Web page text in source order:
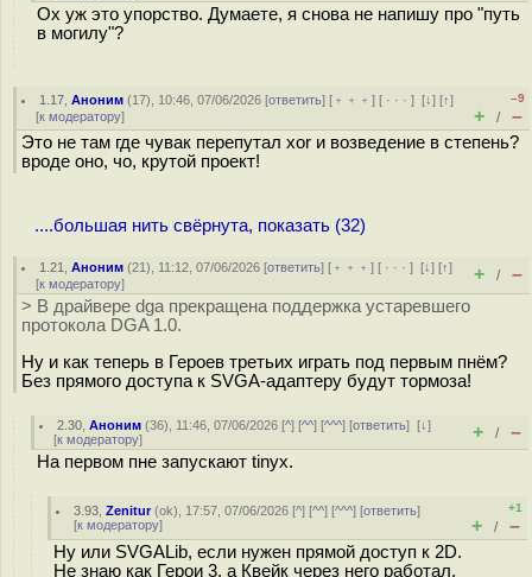
Ох уж это упорство. Думаете, я снова не напишу про "путь
в могилу"?
1.17 ,Аноним (17), 10:46, 07/06/2026 [ответить] [ ﹢﹢﹢] [ · · ·][↓] [↑]
[к модератору]
–9
+ / –
Это не там где чувак перепутал xor и возведение в степень?
вроде оно, чо, крутой проект!
....большая нить свёрнута, показать (32)
1.21 ,Аноним (21), 11:12, 07/06/2026 [ответить] [ ﹢﹢﹢] [ · · ·][↓] [↑]
[к модератору] + / –
> В драйвере dga прекращена поддержка устаревшего
протокола DGA 1.0.
Ну и как теперь в Героев третьих играть под первым пнём?
Без прямого доступа к SVGA-адаптеру будут тормоза!
2.30 ,Аноним (36), 11:46, 07/06/2026 [^] [^^] [^^^] [ответить][↓]
[к модератору] + / –
На первом пне запускают tinyx.
3.93 ,Zenitur(ok), 17:57, 07/06/2026 [^] [^^] [^^^] [ответить]
[к модератору]
+1
+ / –
Ну или SVGALib, если нужен прямой доступ к 2D.
Не знаю как Герои 3, а Квейк через него работал.